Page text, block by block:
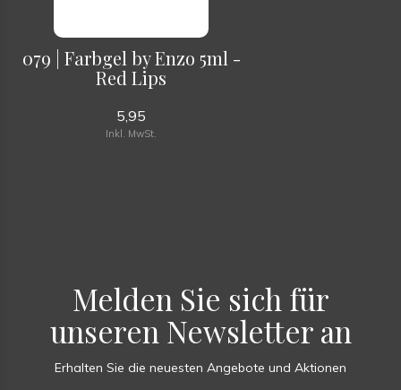
079 | Farbgel by Enzo 5ml -
Red Lips
5,95
Inkl. MwSt.
Melden Sie sich für
unseren Newsletter an
Erhalten Sie die neuesten Angebote und Aktionen